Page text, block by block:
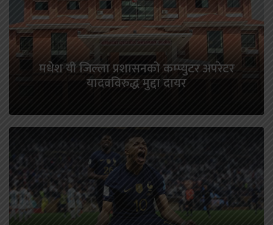
मधेश यी जिल्ला प्रशासनको कम्प्युटर अपरेटर
यादवविरुद्ध मुद्दा दायर